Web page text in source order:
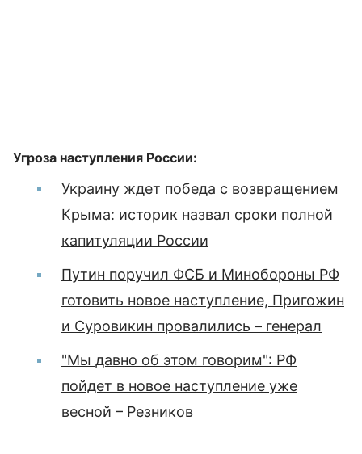
Угроза наступления России:
Украину ждет победа с возвращением
Крыма: историк назвал сроки полной
капитуляции России
Путин поручил ФСБ и Минобороны РФ
готовить новое наступление, Пригожин
и Суровикин провалились – генерал
"Мы давно об этом говорим": РФ
пойдет в новое наступление уже
весной – Резников